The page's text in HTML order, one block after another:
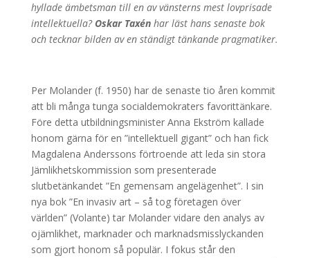
hyllade ämbetsman till en av vänsterns mest lovprisade
intellektuella? Oskar Taxénhar läst hans senaste bok
och tecknar bilden av en ständigt tänkande pragmatiker.
Per Molander (f. 1950) har de senaste tio åren kommit
att bli många tunga socialdemokraters favorittänkare.
Före detta utbildningsminister Anna Ekström kallade
honom gärna för en ”intellektuell gigant” och han fick
Magdalena Anderssons förtroende att leda sin stora
Jämlikhetskommission som presenterade
slutbetänkandet ”En gemensam angelägenhet”. I sin
nya bok ”En invasiv art – så tog företagen över
världen” (Volante) tar Molander vidare den analys av
ojämlikhet, marknader och marknadsmisslyckanden
som gjort honom så populär. I fokus står den